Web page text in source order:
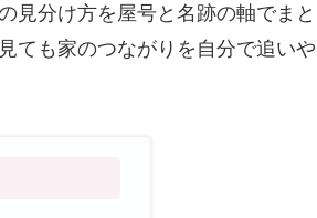
見分け方を屋号と名跡の軸でまと
ても家のつながりを自分で追いや